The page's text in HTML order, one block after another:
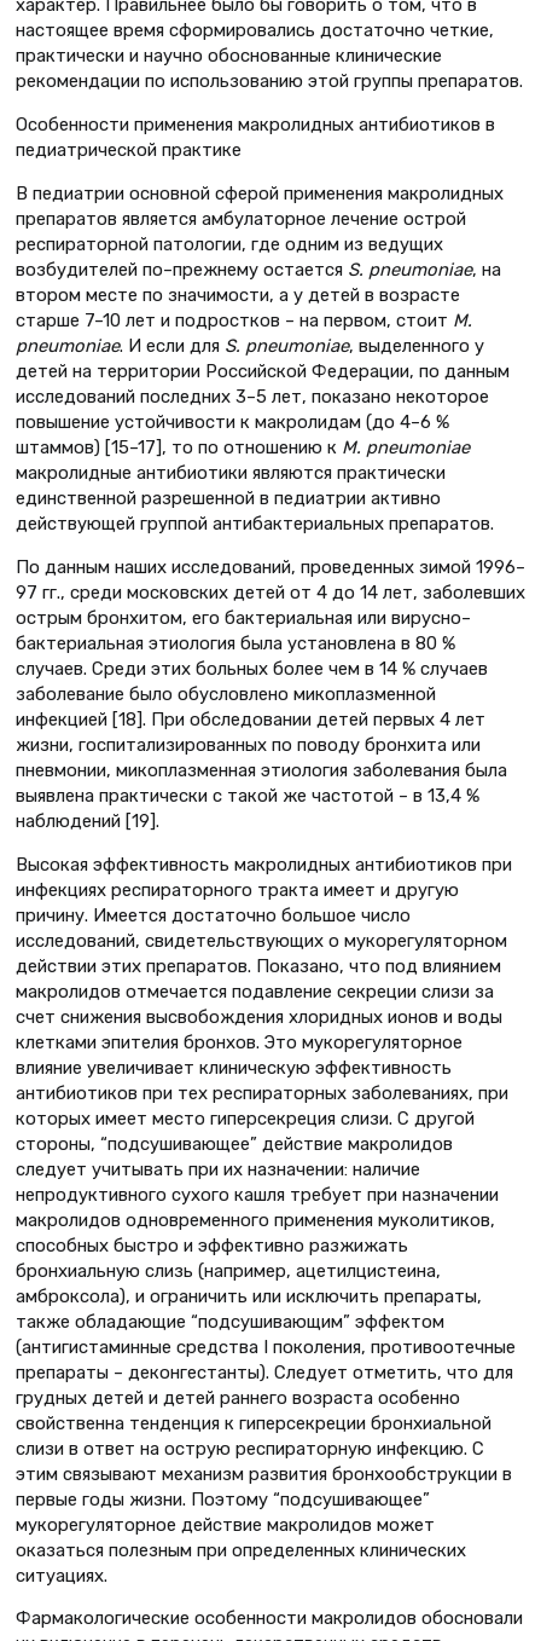
характер. Правильнее было бы говорить о том, что в
настоящее время сформировались достаточно четкие,
практически и научно обоснованные клинические
рекомендации по использованию этой группы препаратов.
Особенности применения макролидных антибиотиков в
педиатрической практике
В педиатрии основной сферой применения макролидных
препаратов является амбулаторное лечение острой
респираторной патологии, где одним из ведущих
возбудителей по–прежнему остается S. pneumoniae, на
втором месте по значимости, а у детей в возрасте
старше 7–10 лет и подростков – на первом, стоит M.
pneumoniae. И если для S. pneumoniae, выделенного у
детей на территории Российской Федерации, по данным
исследований последних 3–5 лет, показано некоторое
повышение устойчивости к макролидам (до 4–6 %
штаммов) [15–17], то по отношению к M. pneumoniae
макролидные антибиотики являются практически
единственной разрешенной в педиатрии активно
действующей группой антибактериальных препаратов.
По данным наших исследований, проведенных зимой 1996–
97 гг., среди московских детей от 4 до 14 лет, заболевших
острым бронхитом, его бактериальная или вирусно–
бактериальная этиология была установлена в 80 %
случаев. Среди этих больных более чем в 14 % случаев
заболевание было обусловлено микоплазменной
инфекцией [18]. При обследовании детей первых 4 лет
жизни, госпитализированных по поводу бронхита или
пневмонии, микоплазменная этиология заболевания была
выявлена практически с такой же частотой – в 13,4 %
наблюдений [19].
Высокая эффективность макролидных антибиотиков при
инфекциях респираторного тракта имеет и другую
причину. Имеется достаточно большое число
исследований, свидетельствующих о мукорегуляторном
действии этих препаратов. Показано, что под влиянием
макролидов отмечается подавление секреции слизи за
счет снижения высвобождения хлоридных ионов и воды
клетками эпителия бронхов. Это мукорегуляторное
влияние увеличивает клиническую эффективность
антибиотиков при тех респираторных заболеваниях, при
которых имеет место гиперсекреция слизи. С другой
стороны, “подсушивающее” действие макролидов
следует учитывать при их назначении: наличие
непродуктивного сухого кашля требует при назначении
макролидов одновременного применения муколитиков,
способных быстро и эффективно разжижать
бронхиальную слизь (например, ацетилцистеина,
амброксола), и ограничить или исключить препараты,
также обладающие “подсушивающим” эффектом
(антигистаминные средства I поколения, противоотечные
препараты – деконгестанты). Следует отметить, что для
грудных детей и детей раннего возраста особенно
свойственна тенденция к гиперсекреции бронхиальной
слизи в ответ на острую респираторную инфекцию. С
этим связывают механизм развития бронхообструкции в
первые годы жизни. Поэтому “подсушивающее”
мукорегуляторное действие макролидов может
оказаться полезным при определенных клинических
ситуациях.
Фармакологические особенности макролидов обосновали